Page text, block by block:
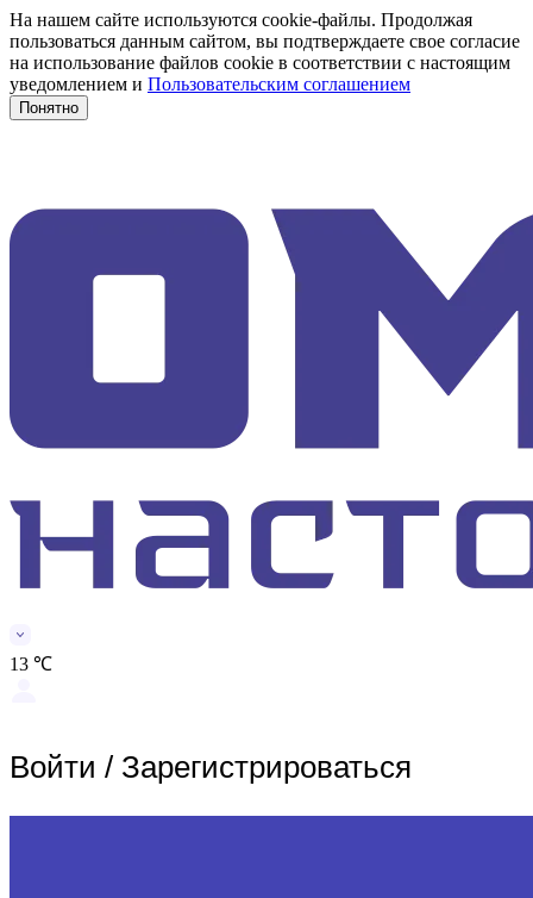
На нашем сайте используются cookie-файлы. Продолжая
пользоваться данным сайтом, вы подтверждаете свое согласие
на использование файлов cookie в соответствии с настоящим
уведомлением и Пользовательским соглашением
Понятно
13 ℃
Войти / Зарегистрироваться